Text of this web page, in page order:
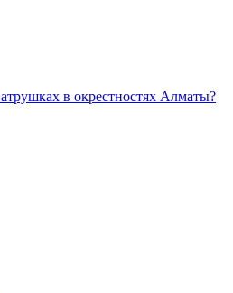
в окрестностях Алматы?